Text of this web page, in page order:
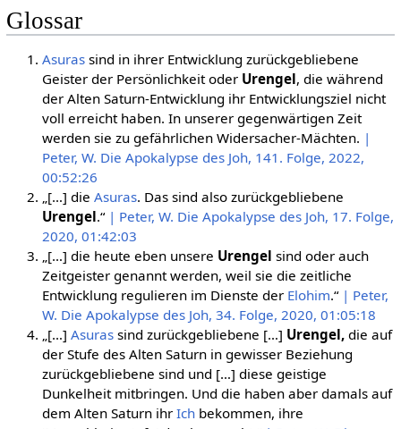
Glossar
Asurassind in ihrer Entwicklung zurückgebliebene
Geister der Persönlichkeit oder Urengel, die während
der Alten Saturn-Entwicklung ihr Entwicklungsziel nicht
voll erreicht haben. In unserer gegenwärtigen Zeit
werden sie zu gefährlichen Widersacher-Mächten. |
Peter, W. Die Apokalypse des Joh, 141. Folge, 2022,
00:52:26
„[…] die Asuras. Das sind also zurückgebliebene
Urengel.“ | Peter, W. Die Apokalypse des Joh, 17. Folge,
2020, 01:42:03
„[…] die heute eben unsere Urengel sind oder auch
Zeitgeister genannt werden, weil sie die zeitliche
Entwicklung regulieren im Dienste der Elohim.“ | Peter,
W. Die Apokalypse des Joh, 34. Folge, 2020, 01:05:18
„[…] Asurassind zurückgebliebene […] Urengel,die auf
der Stufe des Alten Saturn in gewisser Beziehung
zurückgebliebene sind und […] diese geistige
Dunkelheit mitbringen. Und die haben aber damals auf
dem Alten Saturn ihr Ichbekommen, ihre